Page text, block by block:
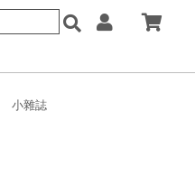
小雜誌